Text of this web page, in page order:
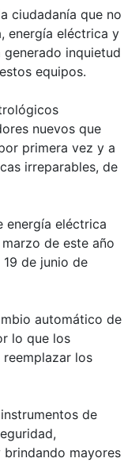
ciudadanía que no
energía eléctrica y
inquietud
equipos.
nuevos que
primera vez y a
irreparables, de
energía eléctrica
de este año
de junio de
automático de
lo que los
reemplazar los
de
mayores